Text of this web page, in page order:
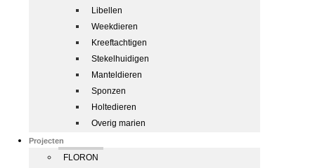
Libellen
Weekdieren
Kreeftachtigen
Stekelhuidigen
Manteldieren
Sponzen
Holtedieren
Overig marien
Projecten
FLORON